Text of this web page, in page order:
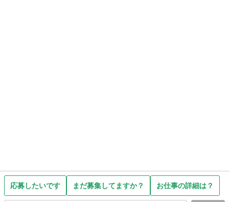
応募したいです まだ募集してますか？ お仕事の詳細は？